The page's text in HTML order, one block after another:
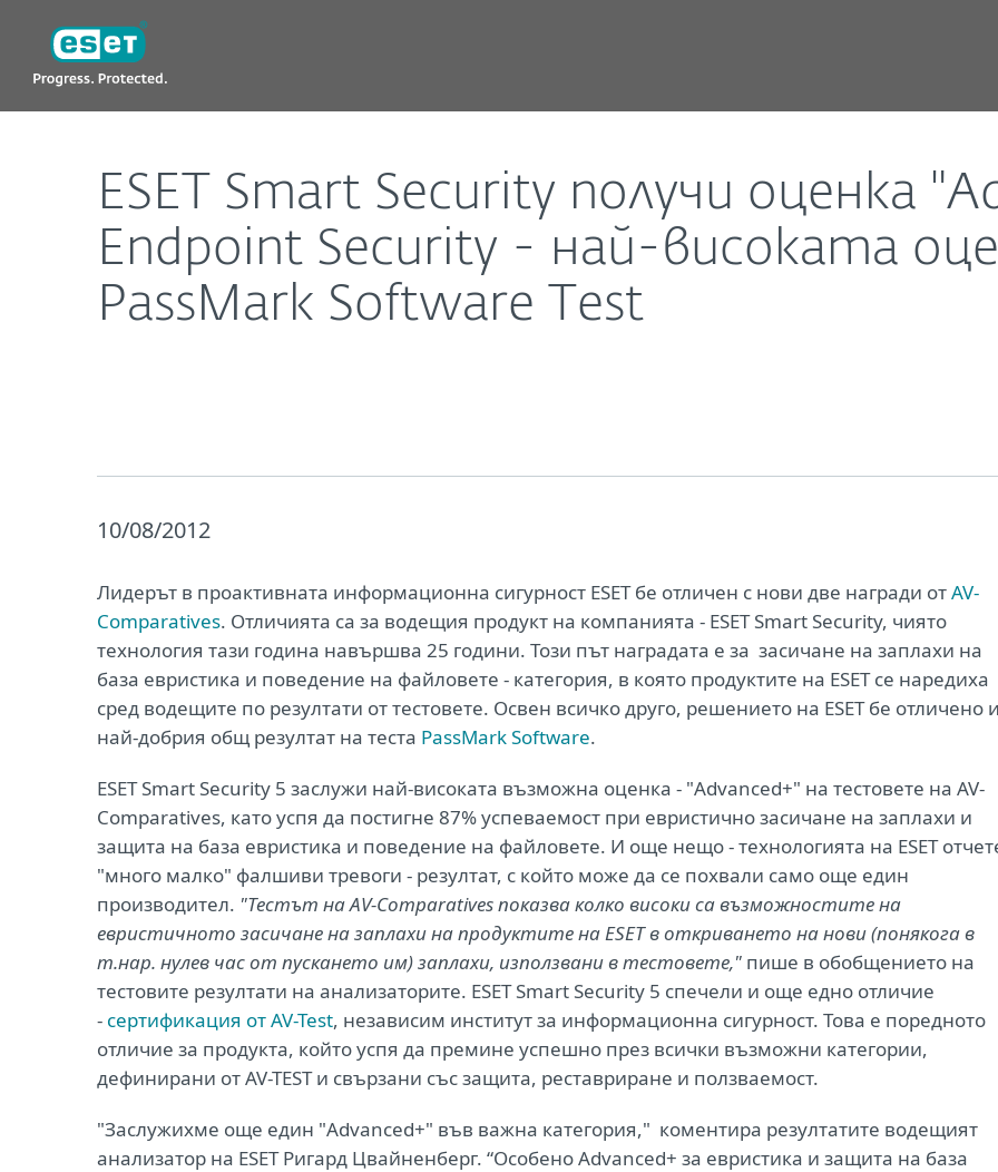
ESET Smart Security получи оценка
Endpoint Security - най-високата
PassMark Software Test
10/08/2012
Лидерът в проактивната информационна сигурност ESET бе отличен с нови две награди отAV-
Comparatives. Отличията са за водещия продукт на компанията - ESET Smart Security, чиято
технология тази година навършва 25 години. Този път наградата е за засичане на заплахи на
база евристика и поведение на файловете - категория, в която продуктите на ESET се наредиха
сред водещите по резултати от тестовете. Освен всичко друго, решението на ESET бе отличено
най-добрия общ резултат на теста PassMark Software.
ESET Smart Security 5 заслужи най-високата възможна оценка - "Advanced+" на тестовете на AV-
Comparatives, като успя да постигне 87% успеваемост при евристично засичане на заплахи и
защита на база евристика и поведение на файловете. И още нещо - технологията на ESET
"много малко" фалшиви тревоги - резултат, с който може да се похвали само още един
производител. "Тестът на AV-Comparatives показва колко високи са възможностите на
евристичното засичане на заплахи на продуктите на ESET в откриването на нови (понякога в
т.нар. нулев час от пускането им) заплахи, използвани в тестовете," пише в обобщението на
тестовите резултати на анализаторите. ESET Smart Security 5 спечели и още едно отличие
- сертификация от AV-Test, независим институт за информационна сигурност. Това е поредното
отличие за продукта, който успя да премине успешно през всички възможни категории,
дефинирани от AV-TEST и свързани със защита, реставриране и ползваемост.
"Заслужихме още един "Advanced+" във важна категория," коментира резултатите водещият
анализатор на ESET Ригард Цвайненберг. “Особено Advanced+ за евристика и защита на база
ESET Smart Security получи оценка "Advanced+", а ESET Endpoint Security - най-високата оценка
ESET